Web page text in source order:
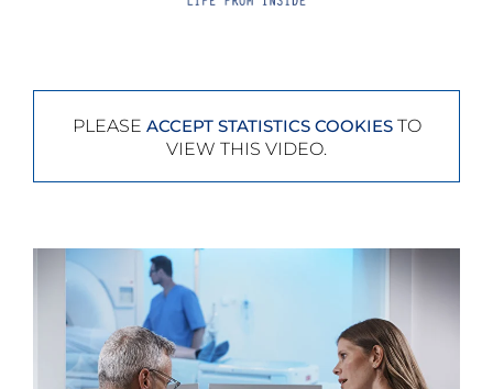
PLEASE ACCEPT STATISTICS COOKIESTO
VIEW THIS VIDEO.